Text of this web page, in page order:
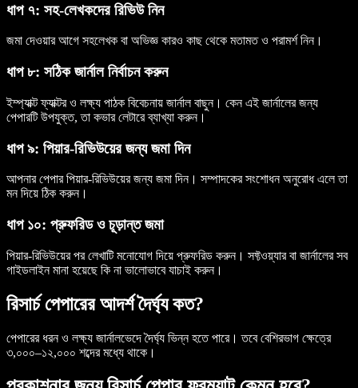
ধাপ ৭: সহ-লেখকদের রিভিউ নিন
জমা দেওয়ার আগে সহলেখক বা অভিজ্ঞ কারও কাছ থেকে মতামত ও পরামর্শ নিন।
ধাপ ৮: সঠিক জার্নাল নির্বাচন করুন
ইম্প্যাক্ট ফ্যাক্টর ও লক্ষ্য পাঠক বিবেচনায় জার্নাল বাছুন। কেন এই জার্নালের জন্য
পেপারটি উপযুক্ত, তা কভার লেটারে ব্যাখ্যা করুন।
ধাপ ৯: পিয়ার-রিভিউয়ের জন্য জমা দিন
আপনার পেপার পিয়ার-রিভিউয়ের জন্য জমা দিন। সম্পাদকের সংশোধন অনুরোধ এলে তা
মন দিয়ে ঠিক করুন।
ধাপ ১০: প্রুফরিড ও চূড়ান্ত জমা
পিয়ার-রিভিউয়ের পর লেখাটি মনোযোগ দিয়ে প্রুফরিড করুন। সফ্টওয়্যার বা জার্নালের সব
গাইডলাইন মানা হয়েছে কি না ভালোভাবে যাচাই করুন।
রিসার্চ পেপারের আদর্শ দৈর্ঘ্য কত?
পেপারের ধরন ও লক্ষ্য জার্নালভেদে দৈর্ঘ্য ভিন্ন হতে পারে। তবে বেশিরভাগ ক্ষেত্রে
৩,০০০–১২,০০০ শব্দের মধ্যে থাকে।